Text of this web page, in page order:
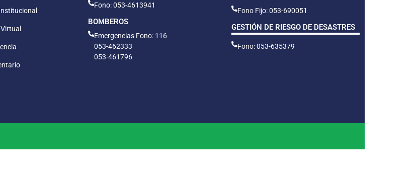
Fono: 053-4613941
BOMBEROS
Emergencias Fono: 116
053-462333
053-461796
Fono Fijo: 053-690051
GESTIÓN DE RIESGO DE DESASTRES
Fono: 053-635379